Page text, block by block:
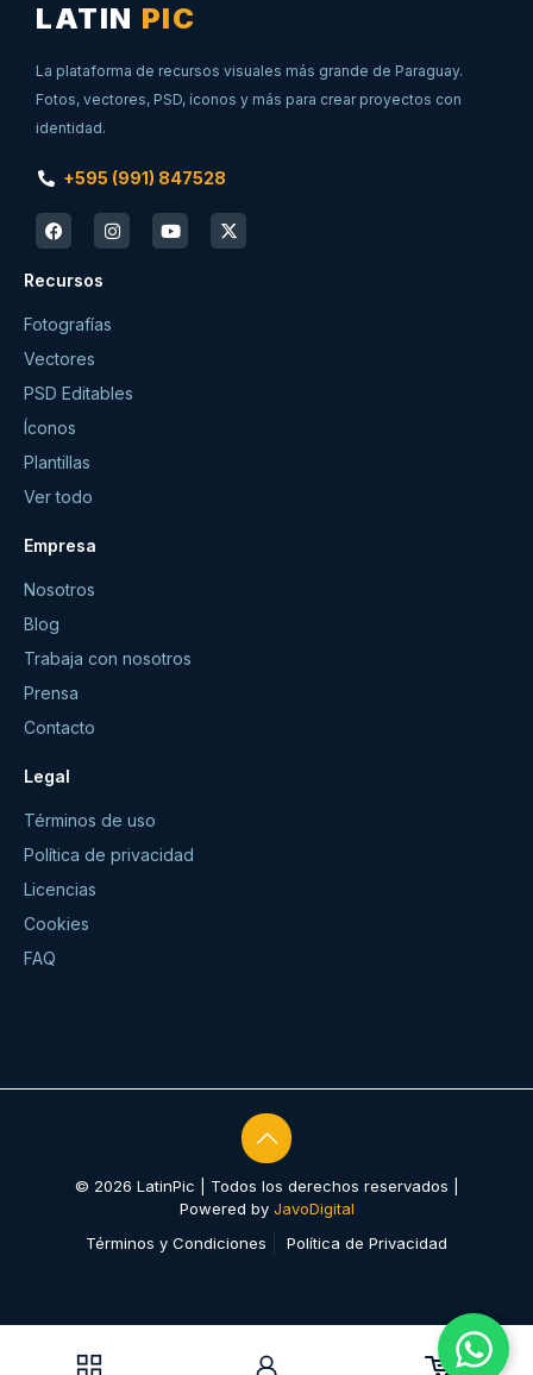
LATIN PIC
La plataforma de recursos visuales más grande de Paraguay.
Fotos, vectores, PSD, íconos y más para crear proyectos con
identidad.
+595 (991) 847528
Recursos
Fotografías
Vectores
PSD Editables
Íconos
Plantillas
Ver todo
Empresa
Nosotros
Blog
Trabaja con nosotros
Prensa
Contacto
Legal
Términos de uso
Política de privacidad
Licencias
Cookies
FAQ
© 2026 LatinPic | Todos los derechos reservados |
Powered by JavoDigital
Términos y Condiciones
Política de Privacidad
0